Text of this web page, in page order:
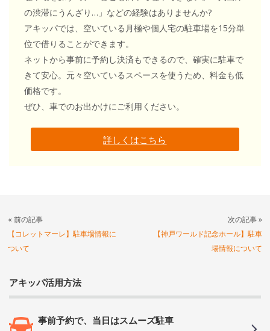
の渋滞にうんざり…」などの経験はありませんか?
アキッパでは、空いている月極や個人宅の駐車場を15分単
位で借りることができます。
ネットから事前に予約し決済もできるので、確実に駐車で
きて安心。元々空いているスペースを使うため、料金も低
価格です。
ぜひ、車でのお出かけにご利用ください。
詳しくはこちら
« 前の記事
【コレットマーレ】駐車場情報に
ついて
次の記事 »
【神戸ワールド記念ホール】駐車
場情報について
アキッパ活用方法
事前予約で、当日はスムーズ駐車